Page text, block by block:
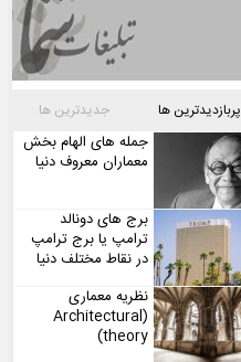
پربازدیدترین ها جدیدترین ها
جمله های الهام بخش
معماران معروف دنیا
برج های دونالد
ترامپ یا برج ترامپ
در نقاط مختلف دنیا
نظریه معماری
(Architectural
theory)